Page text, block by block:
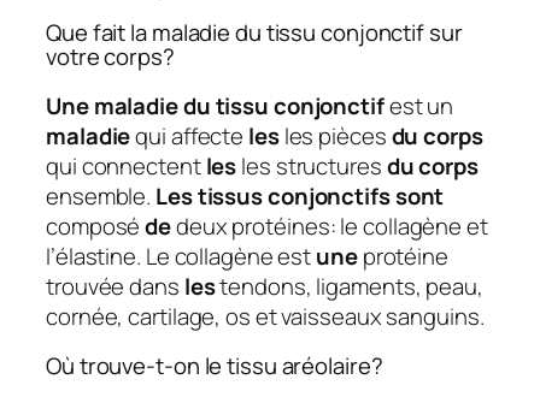
Que fait la maladie du tissu conjonctif sur
votre corps?
Une maladie du tissu conjonctifest un
maladiequi affecte lesles piècesdu corps
qui connectentlesles structuresdu corps
ensemble. Les tissus conjonctifs sont
composédedeux protéines: le collagène et
l’élastine. Le collagène estuneprotéine
trouvée dans lestendons, ligaments, peau,
cornée, cartilage, os et vaisseaux sanguins.
Où trouve-t-on le tissu aréolaire?